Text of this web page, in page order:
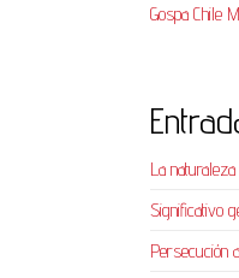
Gospa Chile
La
Significativo
Persecución